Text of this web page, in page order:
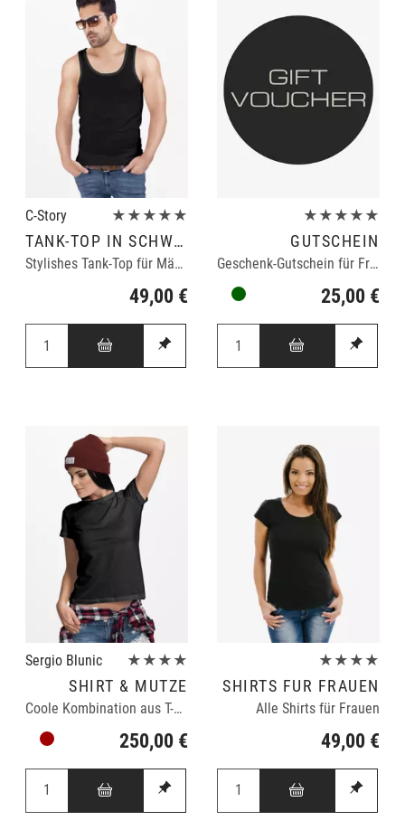
C-Story ★★★★★
TANK-TOP IN SCHWARZ
Stylishes Tank-Top für Männer
49,00 €
★★★★★
GUTSCHEIN
Geschenk-Gutschein für Freunde
25,00 €
Sergio Blunic ★★★★
SHIRT & MÜTZE
Coole Kombination aus T-Shirt und Mütze
250,00 €
★★★★
SHIRTS FÜR FRAUEN
Alle Shirts für Frauen
49,00 €